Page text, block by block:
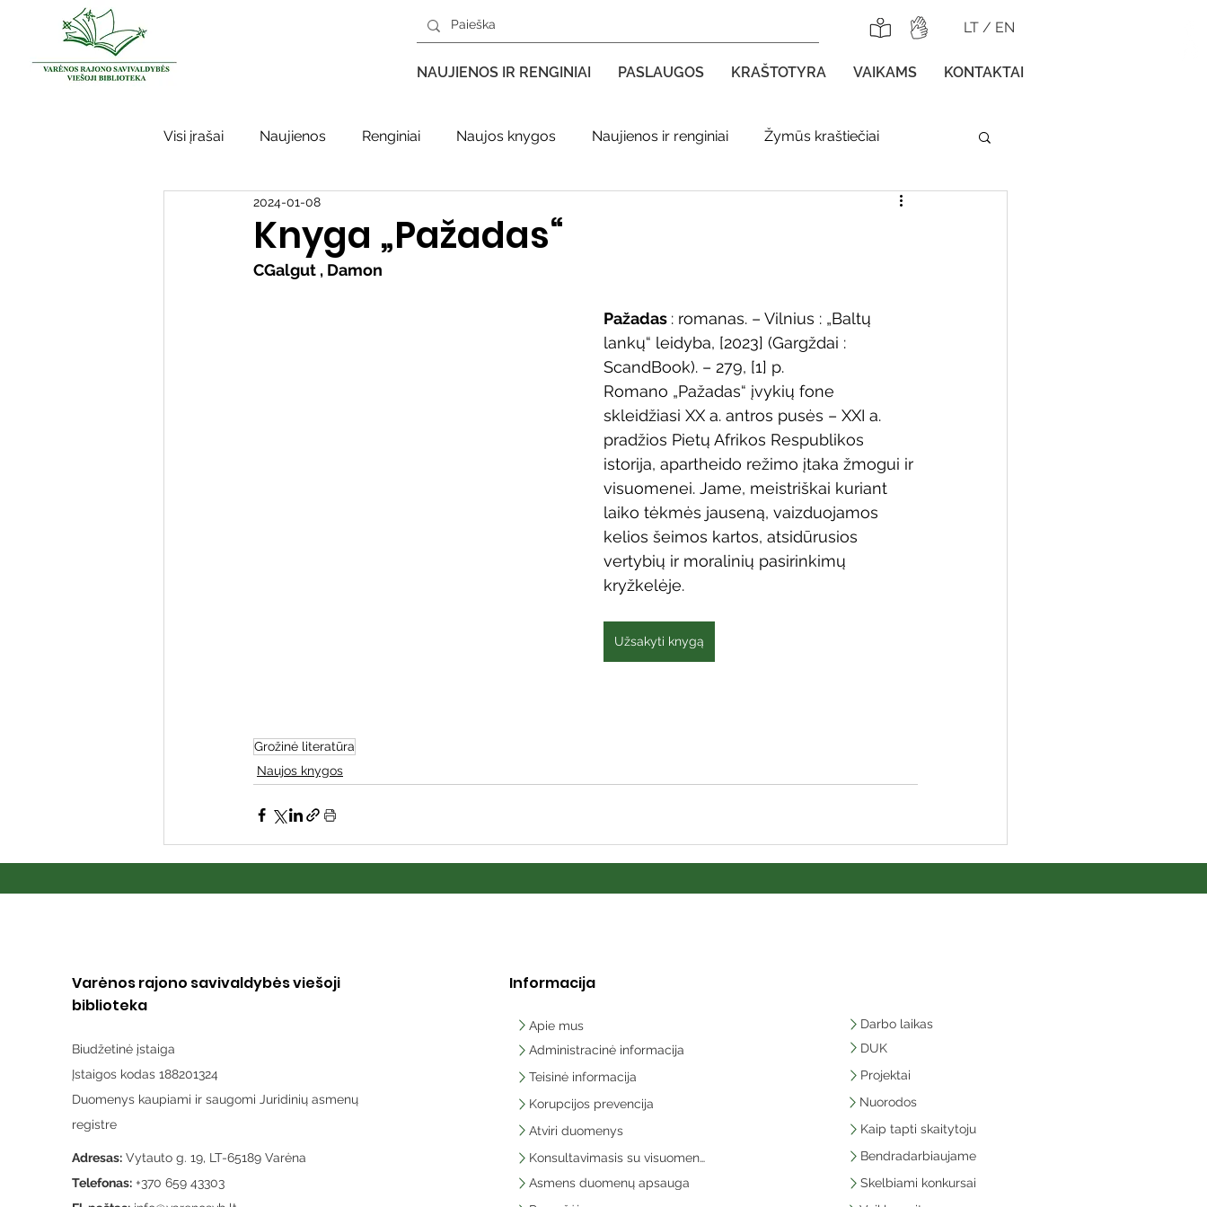
LT / EN
NAUJIENOS IR RENGINIAI PASLAUGOS KRAŠTOTYRA VAIKAMS KONTAKTAI
Visi įrašai Naujienos Renginiai Naujos knygos Naujienos ir renginiai Žymūs kraštiečiai
Kraštotyros darbai Kilnojamos parodos
Sidabrinės bitės Garbės ženklas
Literatų klubo veikla Naujos knygos vaikams
Kaimo bibliotekų renginiai
Žymios datos Mobilioji biblioteka
Knyga „Pažadas“
2024-01-08
CGalgut , Damon
Pažadas : romanas. – Vilnius : „Baltų
lankų“ leidyba, [2023] (Gargždai :
ScandBook). – 279, [1] p.
Romano „Pažadas“ įvykių fone
skleidžiasi XX a. antros pusės – XXI a.
pradžios Pietų Afrikos Respublikos
istorija, apartheido režimo įtaka žmogui ir
visuomenei. Jame, meistriškai kuriant
laiko tėkmės jauseną, vaizduojamos
kelios šeimos kartos, atsidūrusios
vertybių ir moralinių pasirinkimų
kryžkelėje.
Užsakyti knygą
Grožinė literatūra
Naujos knygos
Varėnos rajono savivaldybės viešoji
biblioteka
Biudžetinė įstaiga
Įstaigos kodas 188201324
Duomenys kaupiami ir saugomi Juridinių asmenų
registre
Adresas: Vytauto g. 19, LT-65189 Varėna
Telefonas: +370 659 43303
Informacija
Apie mus
Administracinė informacija
Teisinė informacija
Korupcijos prevencija
Atviri duomenys
Konsultavimasis su visuomene
Asmens duomenų apsauga
Darbo laikas
DUK
Projektai
Nuorodos
Kaip tapti skaitytoju
Bendradarbiaujame
Skelbiami konkursai